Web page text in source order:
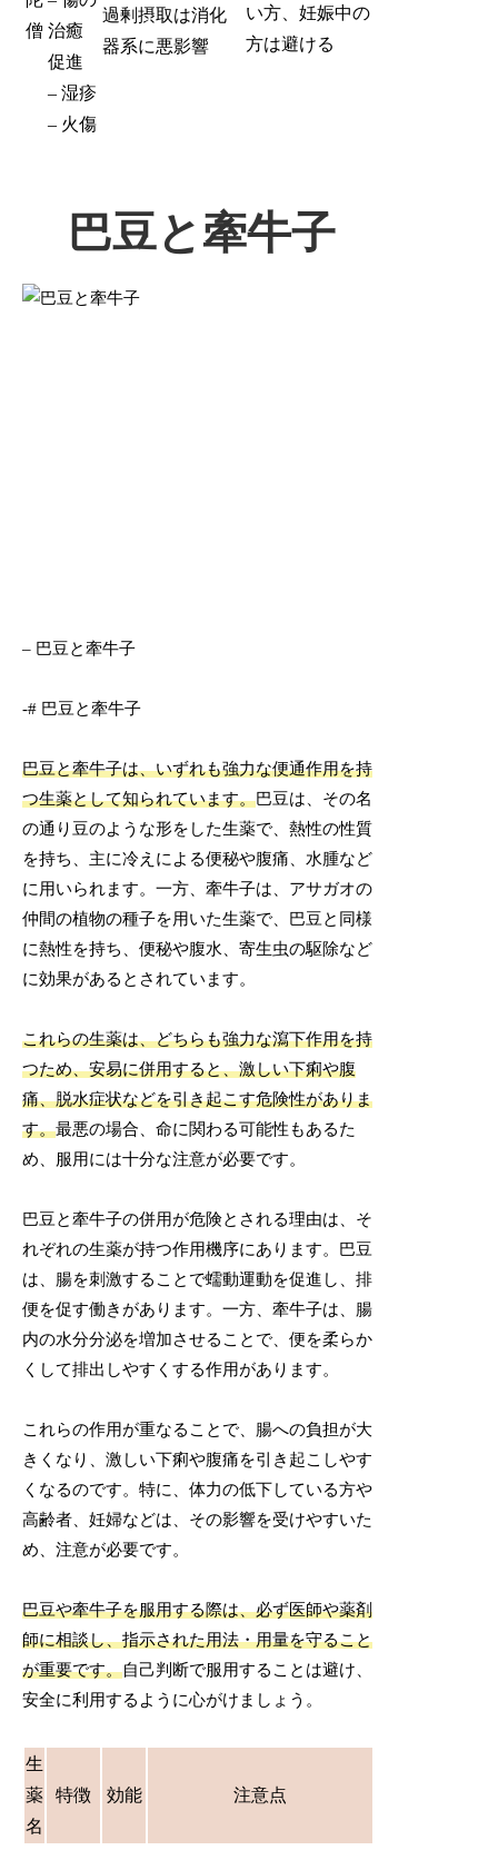
い方、妊娠中の
方は避ける
僧 治癒
促進
– 湿疹
– 火傷
過剰摂取は消化
器系に悪影響
巴豆と牽牛子
– 巴豆と牽牛子
-# 巴豆と牽牛子
巴豆と牽牛子は、いずれも強力な便通作用を持
つ生薬として知られています。巴豆は、その名
の通り豆のような形をした生薬で、熱性の性質
を持ち、主に冷えによる便秘や腹痛、水腫など
に用いられます。一方、牽牛子は、アサガオの
仲間の植物の種子を用いた生薬で、巴豆と同様
に熱性を持ち、便秘や腹水、寄生虫の駆除など
に効果があるとされています。
これらの生薬は、どちらも強力な瀉下作用を持
つため、安易に併用すると、激しい下痢や腹
痛、脱水症状などを引き起こす危険性がありま
す。最悪の場合、命に関わる可能性もあるた
め、服用には十分な注意が必要です。
巴豆と牽牛子の併用が危険とされる理由は、そ
れぞれの生薬が持つ作用機序にあります。巴豆
は、腸を刺激することで蠕動運動を促進し、排
便を促す働きがあります。一方、牽牛子は、腸
内の水分分泌を増加させることで、便を柔らか
くして排出しやすくする作用があります。
これらの作用が重なることで、腸への負担が大
きくなり、激しい下痢や腹痛を引き起こしやす
くなるのです。特に、体力の低下している方や
高齢者、妊婦などは、その影響を受けやすいた
め、注意が必要です。
巴豆や牽牛子を服用する際は、必ず医師や薬剤
師に相談し、指示された用法・用量を守ること
が重要です。自己判断で服用することは避け、
安全に利用するように心がけましょう。
生
薬
名
特徴 効能 注意点